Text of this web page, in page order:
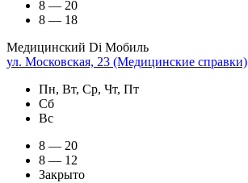
8 — 20
8 — 18
Медицинский Di Мобиль
ул. Московская, 23 (Медицинские справки)
Пн, Вт, Ср, Чт, Пт
Сб
Вс
8 — 20
8 — 12
Закрыто